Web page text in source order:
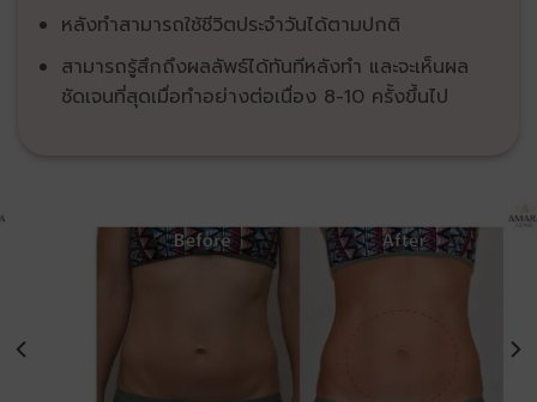
หลังทำสามารถใช้ชีวิตประจำวันได้ตามปกติ
สามารถรู้สึกถึงผลลัพธ์ได้ทันทีหลังทำ และจะเห็นผล
ชัดเจนที่สุดเมื่อทำอย่างต่อเนื่อง 8-10 ครั้งขึ้นไป